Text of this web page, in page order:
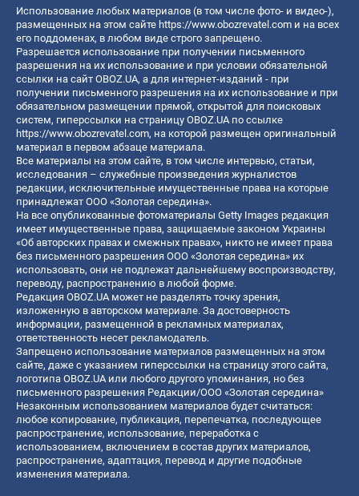
Использование любых материалов (в том числе фото- и видео-),
размещенных на этом сайте https://www.obozrevatel.com и на всех
его поддоменах, в любом виде строго запрещено.
Разрешается использование при получении письменного
разрешения на их использование и при условии обязательной
ссылки на сайт OBOZ.UA, а для интернет-изданий - при
получении письменного разрешения на их использование и при
обязательном размещении прямой, открытой для поисковых
систем, гиперссылки на страницу OBOZ.UA по ссылке
https://www.obozrevatel.com, на которой размещен оригинальный
материал в первом абзаце материала.
Все материалы на этом сайте, в том числе интервью, статьи,
исследования – служебные произведения журналистов
редакции, исключительные имущественные права на которые
принадлежат ООО «Золотая середина».
На все опубликованные фотоматериалы Getty Images редакция
имеет имущественные права, защищаемые законом Украины
«Об авторских правах и смежных правах», никто не имеет права
без письменного разрешения ООО «Золотая середина» их
использовать, они не подлежат дальнейшему воспроизводству,
переводу, распространению в любой форме.
Редакция OBOZ.UA может не разделять точку зрения,
изложенную в авторском материале. За достоверность
информации, размещенной в рекламных материалах,
ответственность несет рекламодатель.
Запрещено использование материалов размещенных на этом
сайте, даже с указанием гиперссылки на страницу этого сайта,
логотипа OBOZ.UA или любого другого упоминания, но без
письменного разрешения Редакции/ООО «Золотая середина»
Незаконным использованием материалов будет считаться:
любое копирование, публикация, перепечатка, последующее
распространение, использование, переработка с
использованием, включением в состав других материалов,
распространение, адаптация, перевод и другие подобные
изменения материала.